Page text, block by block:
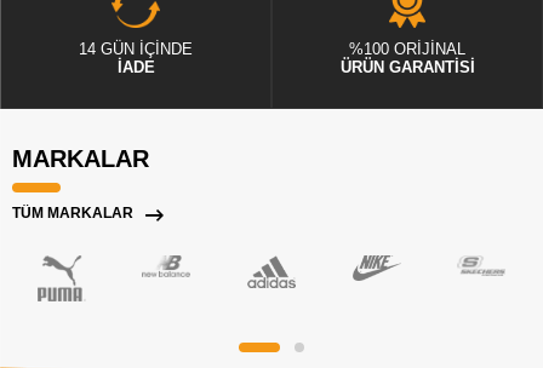
14 GÜN İÇİNDE
İADE
%100 ORİJİNAL
ÜRÜN GARANTİSİ
MARKALAR
TÜM MARKALAR